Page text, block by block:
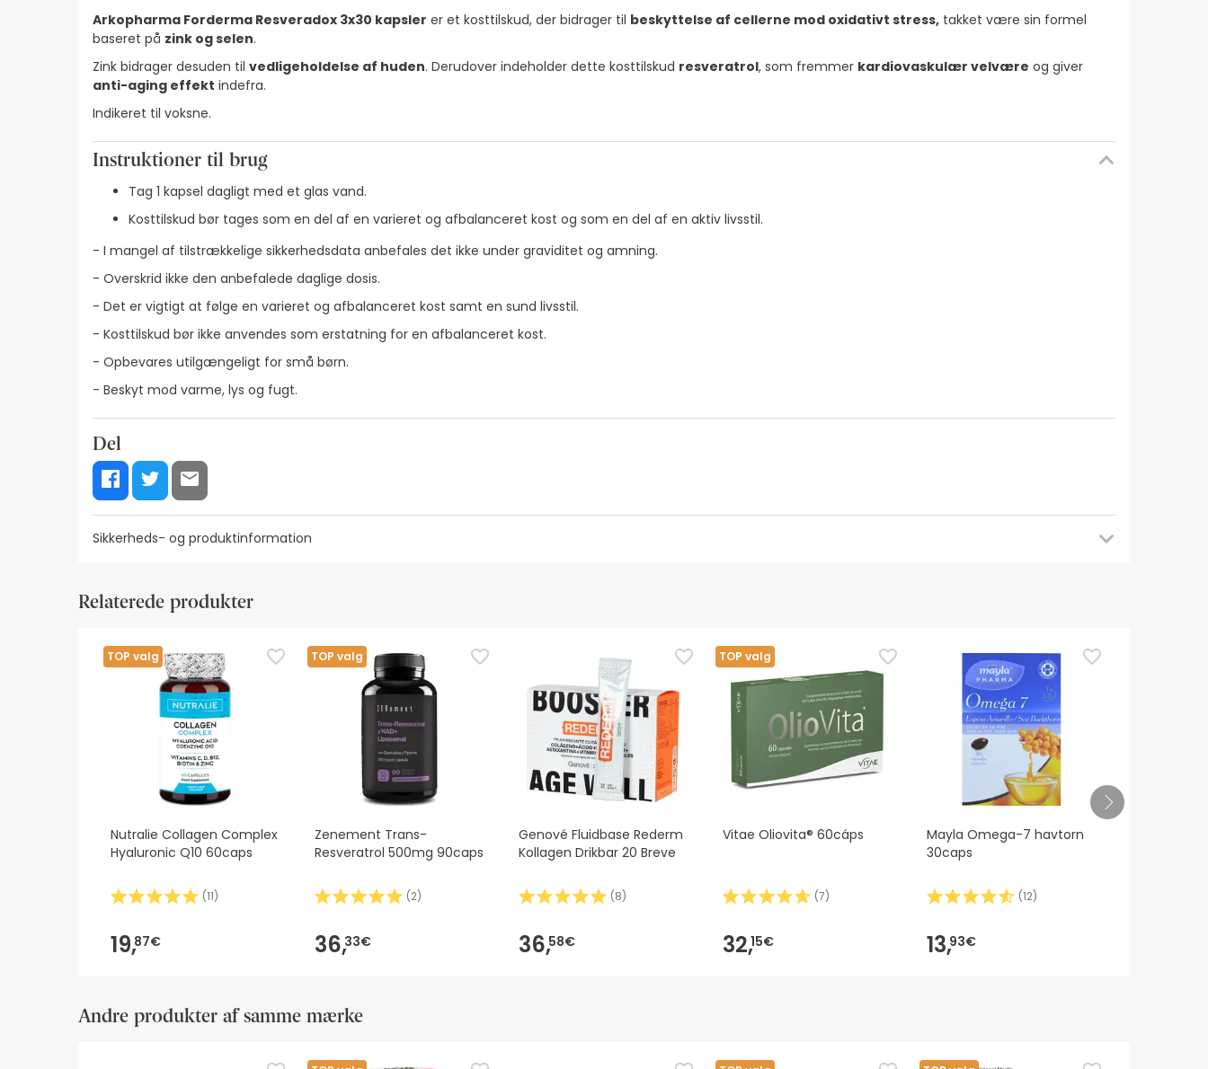
Arkopharma Forderma Resveradox 3x30 kapsler er et kosttilskud, der bidrager til beskyttelse af cellerne mod oxidativt stress, takket være sin formel
baseret på zink og selen.
Zink bidrager desuden til vedligeholdelse af huden. Derudover indeholder dette kosttilskud resveratrol, som fremmer kardiovaskulær velvære og giver
anti-aging effekt indefra.
Indikeret til voksne.
Instruktioner til brug
Tag 1 kapsel dagligt med et glas vand.
Kosttilskud bør tages som en del af en varieret og afbalanceret kost og som en del af en aktiv livsstil.
- I mangel af tilstrækkelige sikkerhedsdata anbefales det ikke under graviditet og amning.
- Overskrid ikke den anbefalede daglige dosis.
- Det er vigtigt at følge en varieret og afbalanceret kost samt en sund livsstil.
- Kosttilskud bør ikke anvendes som erstatning for en afbalanceret kost.
- Opbevares utilgængeligt for små børn.
- Beskyt mod varme, lys og fugt.
Del
Sikkerheds- og produktinformation
Information om etiketten
Voksne.
1 kapsel om dagen med et stort glas vand.
Relaterede produkter
TOP valg
Nutralie Collagen Complex
Hyaluronic Q10 60caps
(11)
19,87€
TOP valg
Zenement Trans-
Resveratrol 500mg 90caps
(2)
36,33€
Genové Fluidbase Rederm
Kollagen Drikbar 20 Breve
(8)
36,58€
TOP valg
Vitae Oliovita® 60cáps
(7)
32,15€
Mayla Omega-7 havtorn
30caps
(12)
13,93€
Andre produkter af samme mærke